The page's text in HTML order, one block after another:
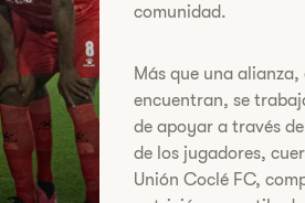
comunidad.
Más que una alianza,
encuentran, se
de apoyar a través
de los jugadores,
Unión Coclé FC,